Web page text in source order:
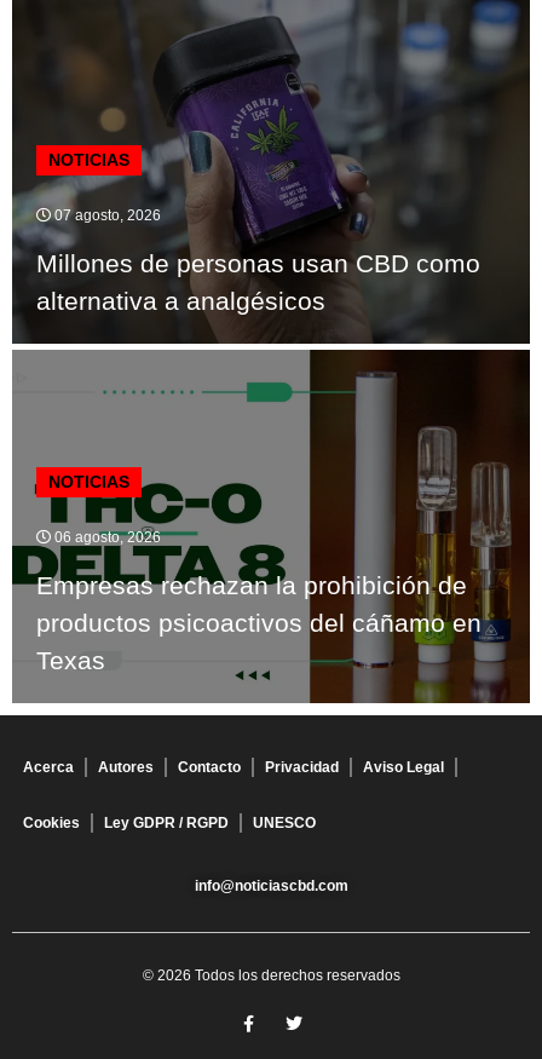
NOTICIAS
07 agosto, 2026
Millones de personas usan CBD como
alternativa a analgésicos
NOTICIAS
06 agosto, 2026
Empresas rechazan la prohibición de
productos psicoactivos del cáñamo en
Texas
Acerca Autores Contacto Privacidad Aviso Legal
Cookies Ley GDPR / RGPD UNESCO
info@noticiascbd.com
© 2026 Todos los derechos reservados